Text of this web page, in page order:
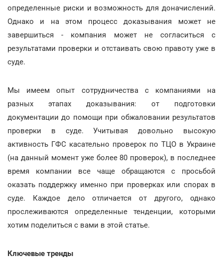
определенные риски и возможность для доначислений.
Однако и на этом процесс доказывания может не
завершиться - компания может не согласиться с
результатами проверки и отстаивать свою правоту уже в
суде.
Мы имеем опыт сотрудничества с компаниями на
разных этапах доказывания: от подготовки
документации до помощи при обжаловании результатов
проверки в суде. Учитывая довольно высокую
активность ГФС касательно проверок по ТЦО в Украине
(на данный момент уже более 80 проверок), в последнее
время компании все чаще обращаются с просьбой
оказать поддержку именно при проверках или спорах в
суде. Каждое дело отличается от другого, однако
прослеживаются определенные тенденции, которыми
хотим поделиться с вами в этой статье.
Ключевые тренды